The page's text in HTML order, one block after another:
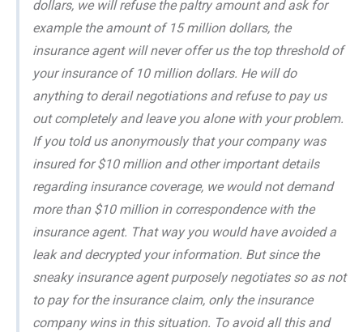
dollars, we will refuse the paltry amount and ask for
example the amount of 15 million dollars, the
insurance agent will never offer us the top threshold of
your insurance of 10 million dollars. He will do
anything to derail negotiations and refuse to pay us
out completely and leave you alone with your problem.
If you told us anonymously that your company was
insured for $10 million and other important details
regarding insurance coverage, we would not demand
more than $10 million in correspondence with the
insurance agent. That way you would have avoided a
leak and decrypted your information. But since the
sneaky insurance agent purposely negotiates so as not
to pay for the insurance claim, only the insurance
company wins in this situation. To avoid all this and